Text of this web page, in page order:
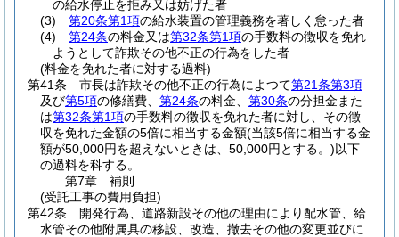
の給水停止を拒み又は妨げた者
(3)
第20条第1項の給水装置の管理義務を著しく怠った者
(4)
第24条の料金又は第32条第1項の手数料の徴収を免れ
ようとして詐欺その他不正の行為をした者
(料金を免れた者に対する過料)
第41条
市長は詐欺その他不正の行為によつて第21条第3項
及び第5項の修繕費、 第24条の料金、 第30条の分担金また
は第32条第1項の手数料の徴収を免れた者に対し、その徴
収を免れた金額の5倍に相当する金額(当該5倍に相当する金
額が50,000円を超えないときは、50,000円とする。)以下
の過料を科する。
第7章
補則
(受託工事の費用負担)
第42条
開発行為、道路新設その他の理由により配水管、給
水管その他附属具の移設、改造、撤去その他の変更並びに